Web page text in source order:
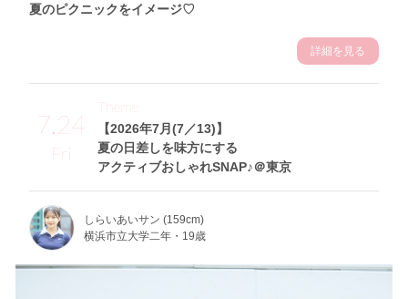
夏のピクニックをイメージ♡
詳細を見る
7.24
Fri
【2026年7月(7／13)】
夏の日差しを味方にする
アクティブおしゃれSNAP♪＠東京
Theme
しらいあいサン (159cm)
横浜市立大学二年・19歳